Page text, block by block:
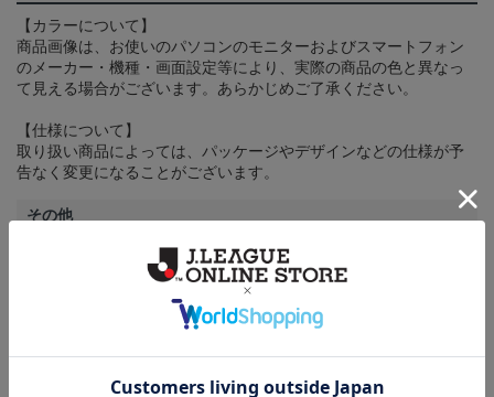
【カラーについて】
商品画像は、お使いのパソコンのモニターおよびスマートフォン
のメーカー・機種・画面設定等により、実際の商品の色と異なっ
て見える場合がございます。あらかじめご了承ください。
【仕様について】
取り扱い商品によっては、パッケージやデザインなどの仕様が予
告なく変更になることがございます。
その他